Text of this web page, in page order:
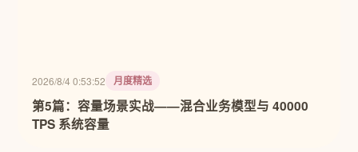
2026/8/4 0:53:52 月度精选
第5篇：容量场景实战——混合业务模型与 40000
TPS 系统容量